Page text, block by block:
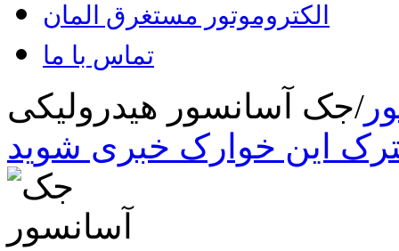
الکتروموتور مستغرق المان
تماس با ما
/جک آسانسور هیدرولیکی
این خوارک خبری شوید